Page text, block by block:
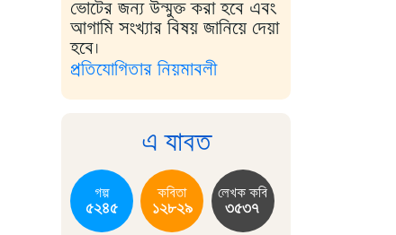
ভোটের জন্য উন্মুক্ত করা হবে এবং
আগামি সংখ্যার বিষয় জানিয়ে দেয়া
হবে।
প্রতিযোগিতার নিয়মাবলী
এ যাবত
গল্প
৫২৪৫
কবিতা
১২৮২৯
লেখক কবি
৩৫৩৭